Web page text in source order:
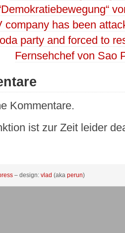
company has been
party and forced to
Fernsehchef von Sao
Kommentare.
ist zur Zeit leider
– design: vlad (aka perun)